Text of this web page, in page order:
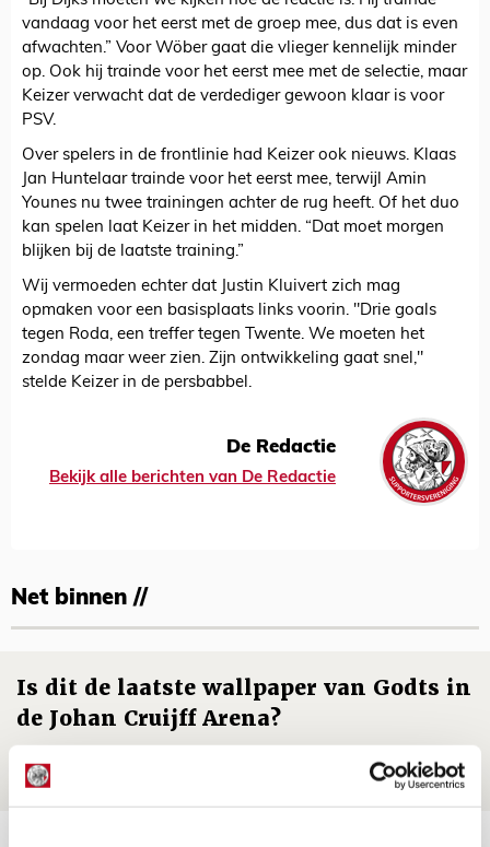
vandaag voor het eerst met de groep mee, dus dat is even
afwachten.” Voor Wöber gaat die vlieger kennelijk minder
op. Ook hij trainde voor het eerst mee met de selectie, maar
Keizer verwacht dat de verdediger gewoon klaar is voor
PSV.
Over spelers in de frontlinie had Keizer ook nieuws. Klaas
Jan Huntelaar trainde voor het eerst mee, terwijl Amin
Younes nu twee trainingen achter de rug heeft. Of het duo
kan spelen laat Keizer in het midden. “Dat moet morgen
blijken bij de laatste training.”
Wij vermoeden echter dat Justin Kluivert zich mag
opmaken voor een basisplaats links voorin. "Drie goals
tegen Roda, een treffer tegen Twente. We moeten het
zondag maar weer zien. Zijn ontwikkeling gaat snel,"
stelde Keizer in de persbabbel.
De Redactie
Bekijk alle berichten van De Redactie
Net binnen //
Is dit de laatste wallpaper van Godts in
de Johan Cruijff Arena?
NIEUWS